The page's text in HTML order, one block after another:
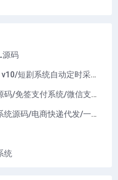
源码
2025短视频苹果CMS v10/短剧系统自动定时采集H5移动端在线影视视频短剧源码小剧场短剧影视源码
个人码免签支付系统源码/免签支付系统/微信支付平台
最新全开源礼品代发系统源码/电商快递代发/一件代发系统
统